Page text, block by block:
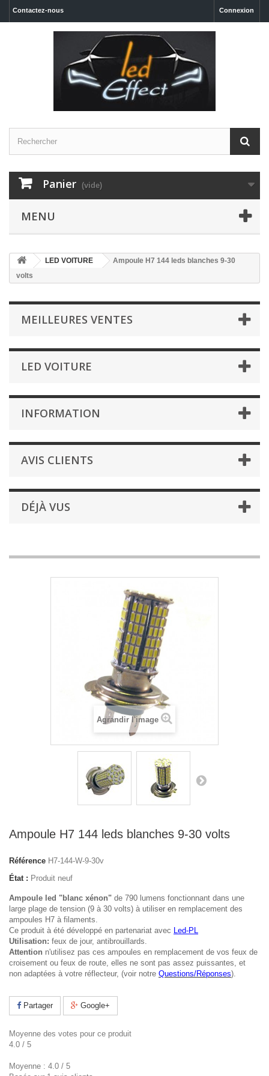
Connexion
Contactez-nous
Panier (vide)
MENU
LED VOITURE
Ampoule H7 144 leds blanches 9-30
volts
MEILLEURES VENTES
LED VOITURE
INFORMATION
AVIS CLIENTS
DÉJÀ VUS
Agrandir l'image
Ampoule H7 144 leds blanches 9-30 volts
Référence H7-144-W-9-30v
État : Produit neuf
Ampoule led "blanc xénon" de 790 lumens fonctionnant dans une
large plage de tension (9 à 30 volts) à utiliser en remplacement des
ampoules H7 à filaments.
Ce produit à été développé en partenariat avec Led-PL
Utilisation: feux de jour, antibrouillards.
Attention n'utilisez pas ces ampoules en remplacement de vos feux de
croisement ou feux de route, elles ne sont pas assez puissantes, et
non adaptées à votre réflecteur, (voir notre Questions/Réponses).
Partager Google+
Moyenne des votes pour ce produit
4.0 / 5
Moyenne : 4.0 / 5